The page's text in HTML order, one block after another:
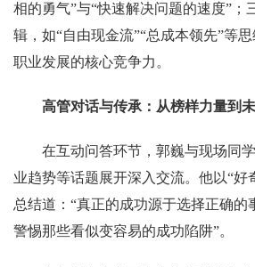
相的勇气”与“快速解决问题的速度”；
辑，如“自由现金流”“总成本领先”等
职业发展的核心竞争力。
高管对话与传承：从榜样力量到
在互动问答环节，郭巍与现场同
业趋势等话题展开深入交流。他以“好
总结道：“真正的成功源于选择正确的
警惕那些看似变容易的成功陷阱”。